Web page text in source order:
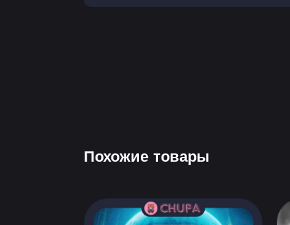
Похожие товары